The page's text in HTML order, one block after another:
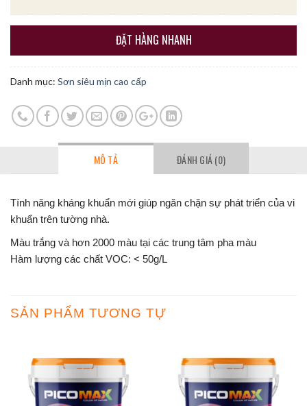
ĐẶT HÀNG NHANH
Danh mục: Sơn siêu mịn cao cấp
MÔ TẢ ĐÁNH GIÁ (0)
Tính năng kháng khuẩn mới giúp ngăn chặn sự phát triển của vi
khuẩn trên tường nhà.
Màu trắng và hơn 2000 màu tại các trung tâm pha màu
Hàm lượng các chất VOC: < 50g/L
SẢN PHẨM TƯƠNG TỰ